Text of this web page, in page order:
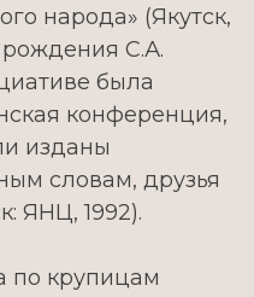
народа» (Якутск,
рождения С.А.
была
конференция,
изданы
словам, друзья
ЯНЦ, 1992).
по крупицам